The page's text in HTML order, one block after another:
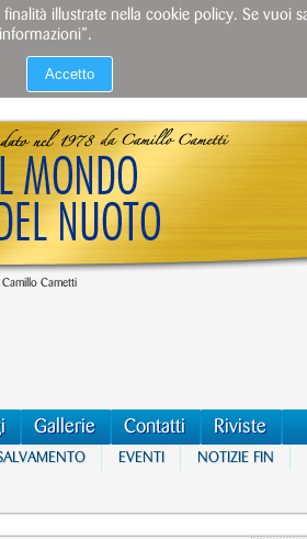
Cametti
Gallerie Contatti Riviste
EVENTI NOTIZIE FIN
illustrate nella cookie policy. Se vuoi
Accetto